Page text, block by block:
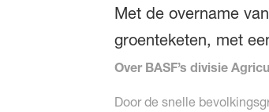
Met de overname
groenteketen, met
Over BASF’s divisie
Door de snelle